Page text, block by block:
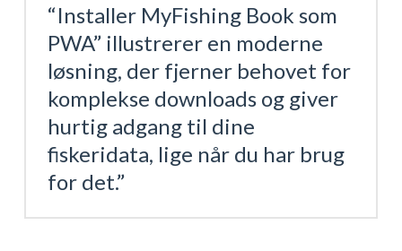
“Installer MyFishing Book som
PWA” illustrerer en moderne
løsning, der fjerner behovet for
komplekse downloads og giver
hurtig adgang til dine
fiskeridata, lige når du har brug
for det.”